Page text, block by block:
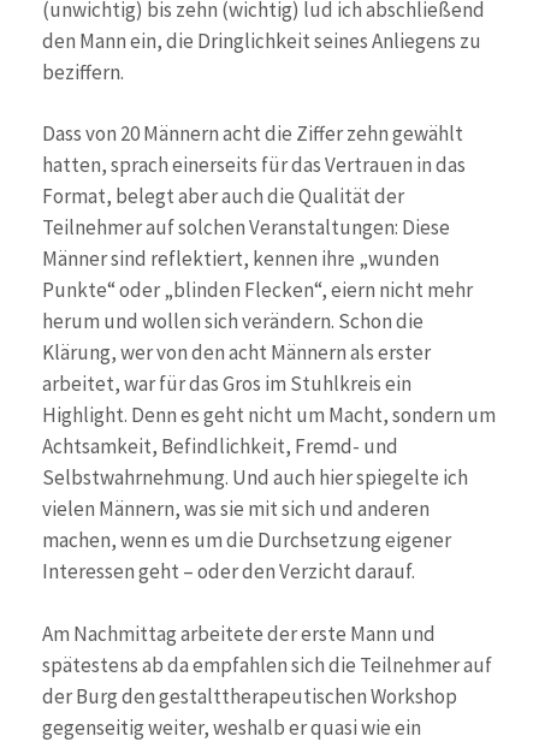
(unwichtig) bis zehn (wichtig) lud ich abschließend
den Mann ein, die Dringlichkeit seines Anliegens zu
beziffern.
Dass von 20 Männern acht die Ziffer zehn gewählt
hatten, sprach einerseits für das Vertrauen in das
Format, belegt aber auch die Qualität der
Teilnehmer auf solchen Veranstaltungen: Diese
Männer sind reflektiert, kennen ihre „wunden
Punkte“ oder „blinden Flecken“, eiern nicht mehr
herum und wollen sich verändern. Schon die
Klärung, wer von den acht Männern als erster
arbeitet, war für das Gros im Stuhlkreis ein
Highlight. Denn es geht nicht um Macht, sondern um
Achtsamkeit, Befindlichkeit, Fremd- und
Selbstwahrnehmung. Und auch hier spiegelte ich
vielen Männern, was sie mit sich und anderen
machen, wenn es um die Durchsetzung eigener
Interessen geht – oder den Verzicht darauf.
Am Nachmittag arbeitete der erste Mann und
spätestens ab da empfahlen sich die Teilnehmer auf
der Burg den gestalttherapeutischen Workshop
gegenseitig weiter, weshalb er quasi wie ein